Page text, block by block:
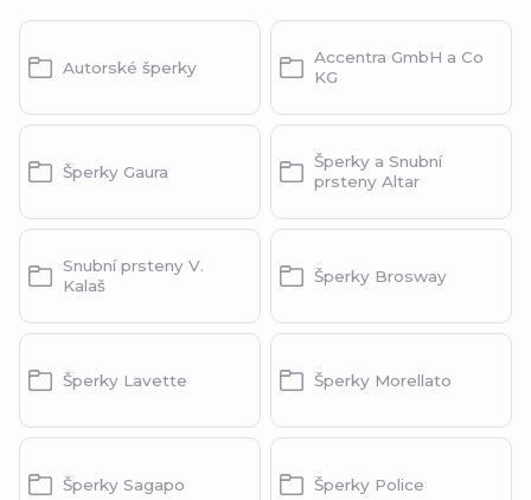
Autorské šperky
Accentra GmbH a Co
KG
Šperky Gaura
Šperky a Snubní
prsteny Altar
Snubní prsteny V.
Kalaš
Šperky Brosway
Šperky Lavette Šperky Morellato
Šperky Sagapo Šperky Police